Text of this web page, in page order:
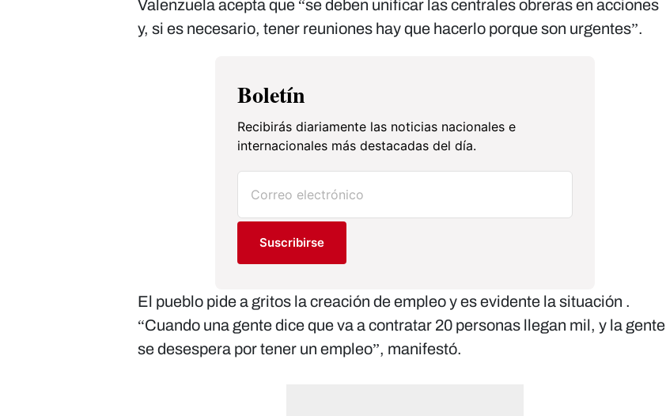
Valenzuela acepta que “se deben unificar las centrales obreras en acciones
y, si es necesario, tener reuniones hay que hacerlo porque son urgentes”.
Boletín
Recibirás diariamente las noticias nacionales e
internacionales más destacadas del día.
Suscribirse
El pueblo pide a gritos la creación de empleo y es evidente la situación .
“Cuando una gente dice que va a contratar 20 personas llegan mil, y la gente
se desespera por tener un empleo”, manifestó.